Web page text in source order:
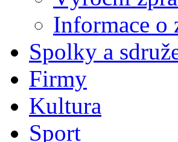
Informace o
Spolky a
Firmy
Kultura
Sport